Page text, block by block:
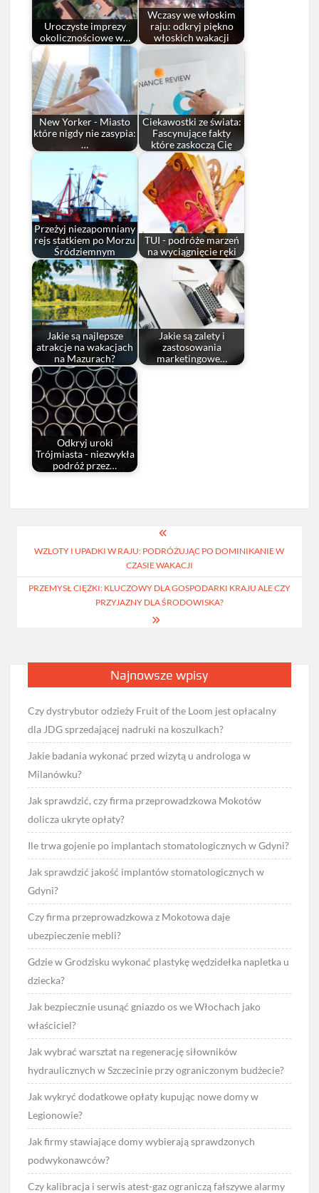
Uroczyste imprezy
okolicznościowe w…
Wczasy we włoskim
raju: odkryj piękno
włoskich wakacji
New Yorker - Miasto
które nigdy nie zasypia:
…
Ciekawostki ze świata:
Fascynujące fakty
które zaskoczą Cię
Przeżyj niezapomniany
rejs statkiem po Morzu
Śródziemnym
TUI - podróże marzeń
na wyciągnięcie ręki
Jakie są najlepsze
atrakcje na wakacjach
na Mazurach?
Jakie są zalety i
zastosowania
marketingowe…
Odkryj uroki
Trójmiasta - niezwykła
podróż przez…
wpisu
WZLOTY I UPADKI W RAJU: PODRÓŻUJĄC PO DOMINIKANIE W
CZASIE WAKACJI
PRZEMYSŁ CIĘŻKI: KLUCZOWY DLA GOSPODARKI KRAJU ALE CZY
PRZYJAZNY DLA ŚRODOWISKA?
Najnowsze wpisy
Czy dystrybutor odzieży Fruit of the Loom jest opłacalny
dla JDG sprzedającej nadruki na koszulkach?
Jakie badania wykonać przed wizytą u androloga w
Milanówku?
Jak sprawdzić, czy firma przeprowadzkowa Mokotów
dolicza ukryte opłaty?
Ile trwa gojenie po implantach stomatologicznych w Gdyni?
Jak sprawdzić jakość implantów stomatologicznych w
Gdyni?
Czy firma przeprowadzkowa z Mokotowa daje
ubezpieczenie mebli?
Gdzie w Grodzisku wykonać plastykę wędzidełka napletka u
dziecka?
Jak bezpiecznie usunąć gniazdo os we Włochach jako
właściciel?
Jak wybrać warsztat na regenerację siłowników
hydraulicznych w Szczecinie przy ograniczonym budżecie?
Jak wykryć dodatkowe opłaty kupując nowe domy w
Legionowie?
Jak firmy stawiające domy wybierają sprawdzonych
podwykonawców?
Czy kalibracja i serwis atest-gaz ograniczą fałszywe alarmy